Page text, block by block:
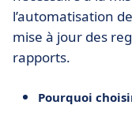
l’automatisation
mise à jour des
rapports.
Pourquoi